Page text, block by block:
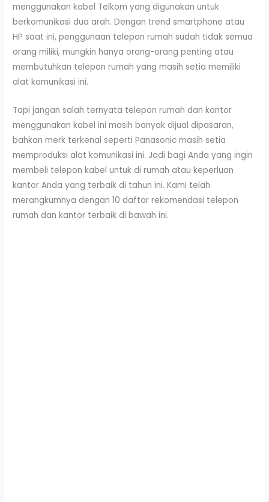
menggunakan kabel Telkom yang digunakan untuk
berkomunikasi dua arah. Dengan trend smartphone atau
HP saat ini, penggunaan telepon rumah sudah tidak semua
orang miliki, mungkin hanya orang-orang penting atau
membutuhkan telepon rumah yang masih setia memiliki
alat komunikasi ini.
Tapi jangan salah ternyata telepon rumah dan kantor
menggunakan kabel ini masih banyak dijual dipasaran,
bahkan merk terkenal seperti Panasonic masih setia
memproduksi alat komunikasi ini. Jadi bagi Anda yang ingin
membeli telepon kabel untuk di rumah atau keperluan
kantor Anda yang terbaik di tahun ini. Kami telah
merangkumnya dengan 10 daftar rekomendasi telepon
rumah dan kantor terbaik di bawah ini.